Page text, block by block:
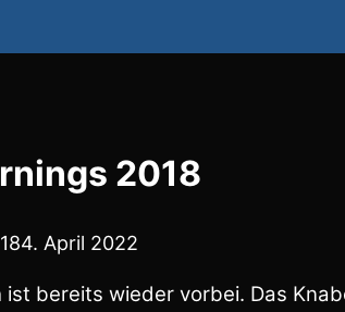
2018
4. April 2022
bereits wieder vorbei. Das